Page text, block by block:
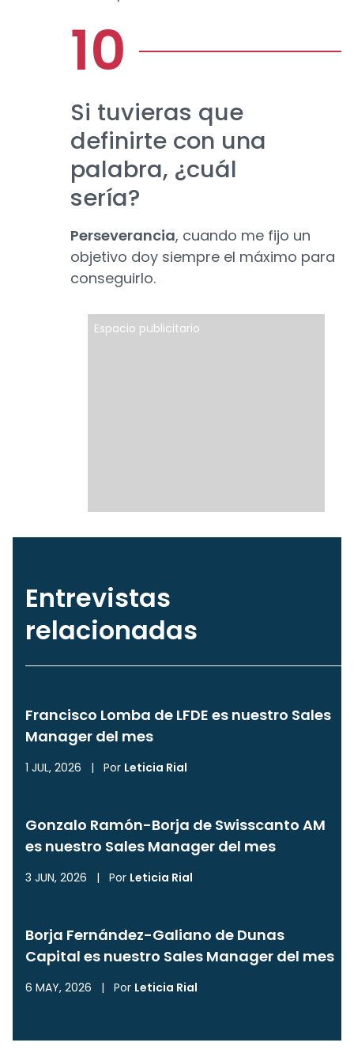
Si tuvieras que
definirte con una
palabra, ¿cuál
sería?
Perseverancia, cuando me fijo un
objetivo doy siempre el máximo para
conseguirlo.
Espacio publicitario
Entrevistas
relacionadas
Francisco Lomba de LFDE es nuestro Sales
Manager del mes
1 JUL, 2026 | Por Leticia Rial
Gonzalo Ramón-Borja de Swisscanto AM
es nuestro Sales Manager del mes
3 JUN, 2026 | Por Leticia Rial
Borja Fernández-Galiano de Dunas
Capital es nuestro Sales Manager del mes
6 MAY, 2026 | Por Leticia Rial